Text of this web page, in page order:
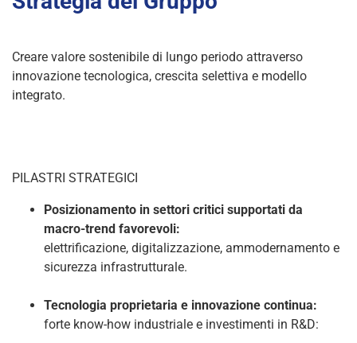
Creare valore sostenibile di lungo periodo attraverso
innovazione tecnologica, crescita selettiva e modello
integrato.
PILASTRI STRATEGICI
Posizionamento in settori critici supportati da
macro-trend favorevoli:
elettrificazione, digitalizzazione, ammodernamento e
sicurezza infrastrutturale.
Tecnologia proprietaria e innovazione continua:
forte know-how industriale e investimenti in R&D: